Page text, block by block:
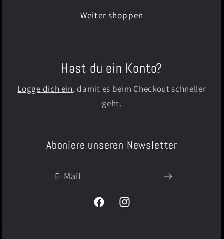
Weiter shoppen
Hast du ein Konto?
Logge dich ein, damit es beim Checkout schneller
geht.
Aboniere unseren Newsletter
E-Mail
FacebookInstagram